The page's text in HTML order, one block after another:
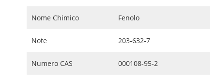
Nome Chimico Fenolo
Note 203-632-7
Numero CAS 000108-95-2